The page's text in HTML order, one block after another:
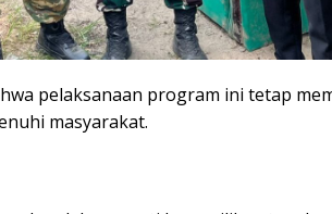
pelaksanaan program ini tetap
masyarakat.